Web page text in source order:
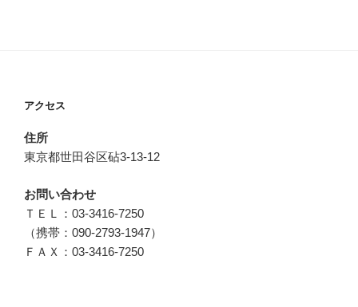
アクセス
住所
東京都世田谷区砧3-13-12
お問い合わせ
ＴＥＬ：03-3416-7250
（携帯：090-2793-1947）
ＦＡＸ：03-3416-7250